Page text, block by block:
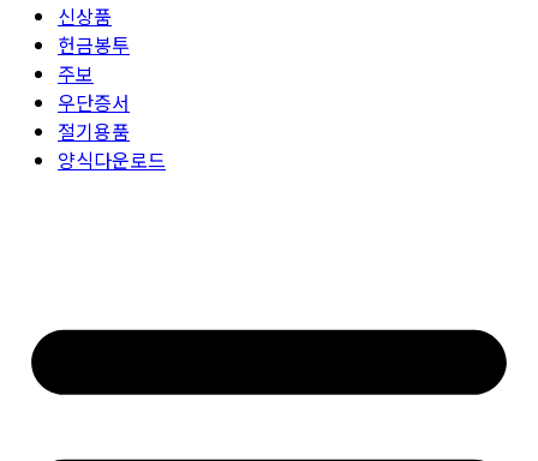
신상품
헌금봉투
주보
우단증서
절기용품
양식다운로드